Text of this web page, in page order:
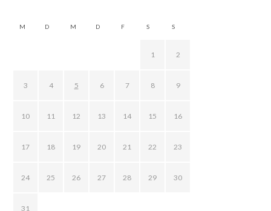
M D M D F S S
1 2
3 4 5 6 7 8 9
10 11 12 13 14 15 16
17 18 19 20 21 22 23
24 25 26 27 28 29 30
31